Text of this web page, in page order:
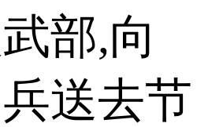
部,向
送去节